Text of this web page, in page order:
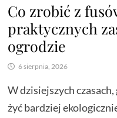
Co zrobić z
praktycznych
ogrodzie
6 sierpnia, 2026
W dzisiejszych
żyć bardziej